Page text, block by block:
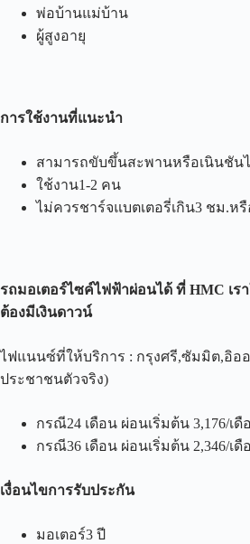
พ่อบ้านแม่บ้าน
ผู้สูงอายุ
การใช้งานที่แนะนำ
สามารถขับขึ้นสะพานหรือเนินชัน
ใช้งาน1-2 คน
ไม่ควรชาร์จแบตเตอรี่เกิน3 ชม.ห
รถมอเตอร์ไซค์ไฟฟ้าผ่อนได้ ที่ HMC เร
ต้องมีเงินดาวน์
ไฟแนนซ์ที่ให้บริการ : กรุงศรี,ซัมมิต,อิออ
ประชาชนตัวจริง)
กรณี24 เดือน ผ่อนเริ่มต้น 3,176/เดื
กรณี36 เดือน ผ่อนเริ่มต้น 2,346/เดื
เงื่อนไขการรับประกัน
มอเตอร์3 ปี